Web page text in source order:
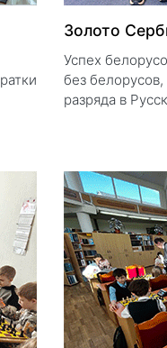
Золото
Успех
без
разряда в